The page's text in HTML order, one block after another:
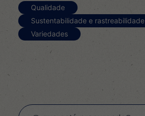
Qualidade
Sustentabilidade e rastreabilidade
Variedades